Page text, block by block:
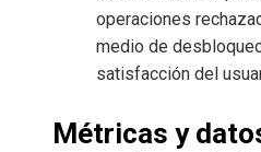
operaciones
medio de
satisfacción del
Métricas y